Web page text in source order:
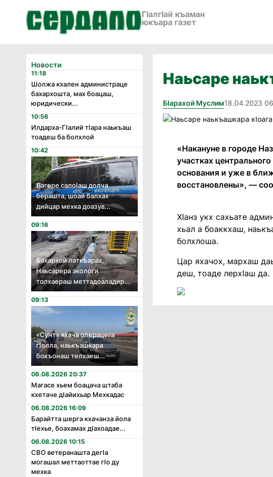
ГӀалгӀай къаман
юкъара газет
Новости
11:18
Шолжа кхален администраце
бахархошта, мах боацаш,
юридически...
10:56
Илдарха-Гӏалий тӏара наькъаш
тоадеш ба болхлой
10:42
Лагере салоӏаш долча
берашта, шоай балхах
дийцар мехка доазув...
09:16
Бахархой латкъарах,
Наьсарера экологи
толхаераш меттадоаладир...
09:13
«Сунт» яхача операцега
гӏолла, наькъашкара
бокъонаш телхаеш...
06.08.2026 20:37
Магасе хьем боацача штаба
кхетаче дӏайихьар Мехкадас
06.08.2026 16:09
Барайтта шерга кхачанза йола
тӏехье, боахамах дӏахоадае...
06.08.2026 10:15
СВО ветеранашта дегӏа
могашал меттаоттае гӏо ду
мехка
Наьсаре
Бӏарахой Муслим18.04.2023
«Накануне в городе
участках
основания и уже в
восстановлены», —
ХIанз укх сахьате
хьал а боаккхаш,
болхлоша.
Цар яхачох, мархаш
деш, тоаде лерхIаш да.